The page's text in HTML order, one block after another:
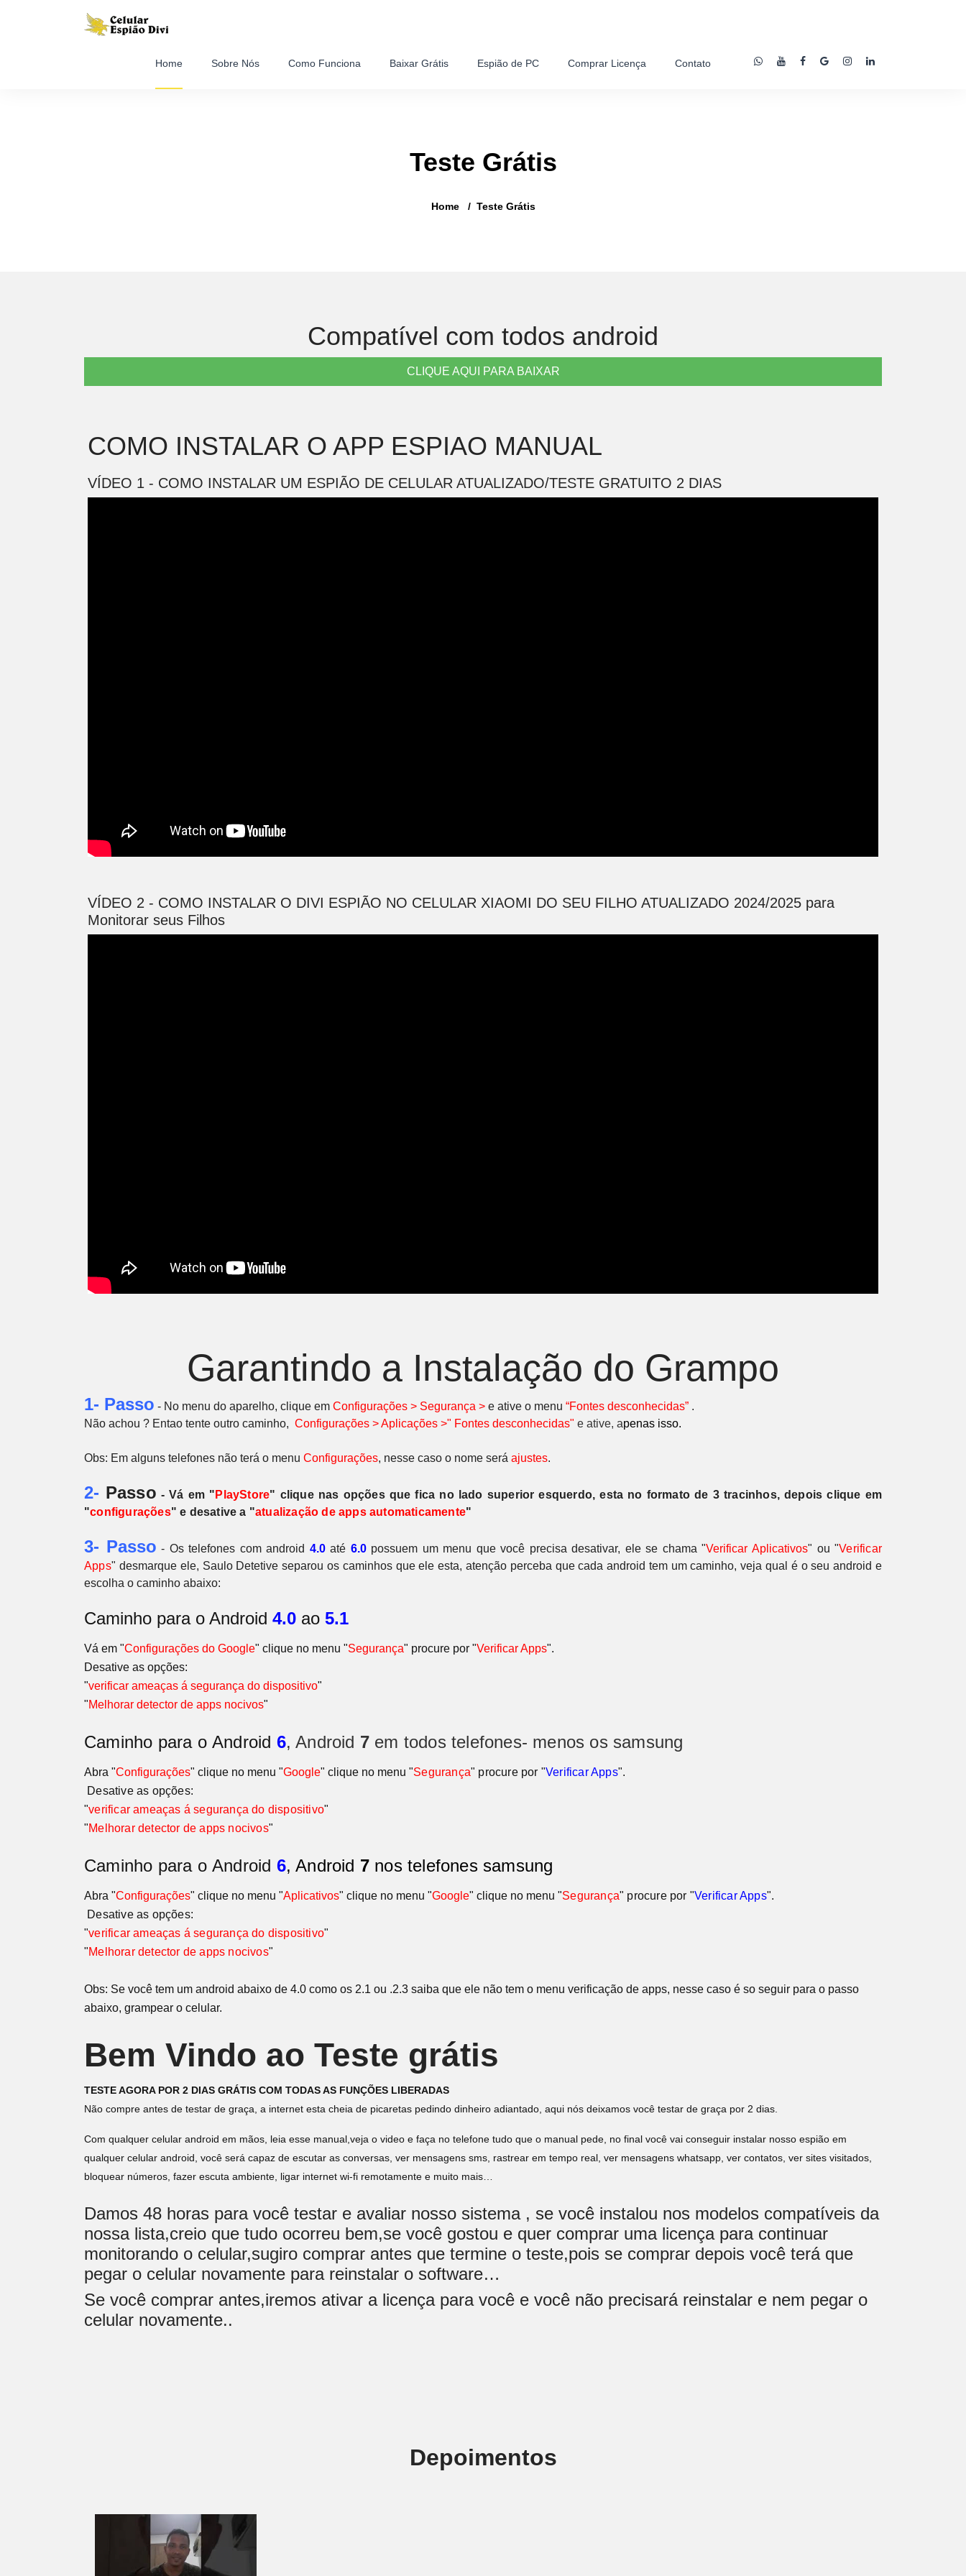
Home Sobre Nós Como Funciona Baixar Grátis Espião de PC Comprar Licença Contato
Teste Grátis
Home Teste Grátis
Compatível com todos android
CLIQUE AQUI PARA BAIXAR
COMO INSTALAR O APP ESPIAO MANUAL
VÍDEO 1 - COMO INSTALAR UM ESPIÃO DE CELULAR ATUALIZADO/TESTE GRATUITO 2 DIAS
VÍDEO 2 - COMO INSTALAR O DIVI ESPIÃO NO CELULAR XIAOMI DO SEU FILHO ATUALIZADO 2024/2025 para
Monitorar seus Filhos
Garantindo a Instalação do Grampo
1- Passo - No menu do aparelho, clique em Configurações > Segurança > e ative o menu “Fontes desconhecidas” .
Não achou ? Entao tente outro caminho, Configurações > Aplicações >" Fontes desconhecidas" e ative, apenas isso.
Obs: Em alguns telefones não terá o menu Configurações, nesse caso o nome será ajustes.
2- Passo - Vá em " PlayStore" clique nas opções que fica no lado superior esquerdo, esta no formato de 3 tracinhos, depois clique em
"configurações" e desative a "atualização de apps automaticamente"
3- Passo - Os telefones com android 4.0até 6.0possuem um menu que você precisa desativar, ele se chama "Verificar Aplicativos" ou"Verificar
Apps"desmarque ele, Saulo Detetive separou os caminhos que ele esta, atenção perceba que cada android tem um caminho, veja qual é o seu android e
escolha o caminho abaixo:
Caminho para o Android 4.0 ao 5.1
Vá em "Configurações do Google" clique no menu "Segurança" procure por "Verificar Apps".
Desative as opções:
"verificar ameaças á segurança do dispositivo"
"Melhorar detector de apps nocivos"
Caminho para o Android 6, Android 7 em todos telefones- menos os samsung
Abra "Configurações" clique no menu "Google" clique no menu "Segurança" procure por "Verificar Apps".
Desative as opções:
"verificar ameaças á segurança do dispositivo"
"Melhorar detector de apps nocivos"
Caminho para o Android 6, Android 7 nos telefones samsung
Abra "Configurações" clique no menu "Aplicativos" clique no menu "Google" clique no menu "Segurança" procure por "Verificar Apps".
Desative as opções:
"verificar ameaças á segurança do dispositivo"
"Melhorar detector de apps nocivos"
Obs: Se você tem um android abaixo de 4.0 como os 2.1 ou .2.3 saiba que ele não tem o menu verificação de apps, nesse caso é so seguir para o passo
abaixo, grampear o celular.
Bem Vindo ao Teste grátis
TESTE AGORA POR 2 DIAS GRÁTIS COM TODAS AS FUNÇÕES LIBERADAS
Não compre antes de testar de graça, a internet esta cheia de picaretas pedindo dinheiro adiantado, aqui nós deixamos você testar de graça por 2 dias.
Com qualquer celular android em mãos, leia esse manual,veja o video e faça no telefone tudo que o manual pede, no final você vai conseguir instalar nosso espião em
qualquer celular android, você será capaz de escutar as conversas, ver mensagens sms, rastrear em tempo real, ver mensagens whatsapp, ver contatos, ver sites visitados,
bloquear números, fazer escuta ambiente, ligar internet wi-fi remotamente e muito mais…
Damos 48 horas para você testar e avaliar nosso sistema , se você instalou nos modelos compatíveis da
nossa lista,creio que tudo ocorreu bem,se você gostou e quer comprar uma licença para continuar
monitorando o celular,sugiro comprar antes que termine o teste,pois se comprar depois você terá que
pegar o celular novamente para reinstalar o software…
Se você comprar antes,iremos ativar a licença para você e você não precisará reinstalar e nem pegar o
celular novamente..
Depoimentos